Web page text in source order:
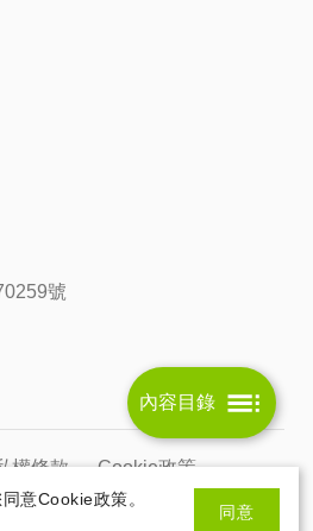
號
權條款 Cookie政策
內容目錄
意Cookie政策。
同意